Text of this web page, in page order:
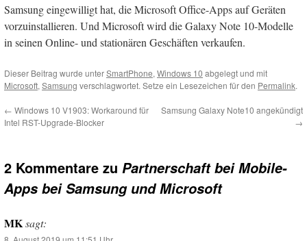
Samsung eingewilligt hat, die Microsoft Office-Apps auf Geräten
vorzuinstallieren. Und Microsoft wird die Galaxy Note 10-Modelle
in seinen Online- und stationären Geschäften verkaufen.
Dieser Beitrag wurde unterSmartPhone, Windows 10 abgelegt und mit
Microsoft, Samsung verschlagwortet. Setze ein Lesezeichen für den Permalink.
← Windows 10 V1903: Workaround für
Intel RST-Upgrade-Blocker
Samsung Galaxy Note10 angekündigt
→
2 Kommentare zu Partnerschaft bei Mobile-
Apps bei Samsung und Microsoft
MKsagt: